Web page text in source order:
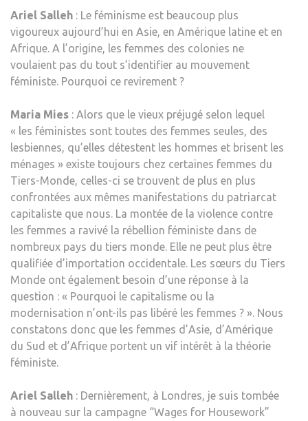
Ariel Salleh : Le féminisme est beaucoup plus
vigoureux aujourd’hui en Asie, en Amérique latine et en
Afrique. A l’origine, les femmes des colonies ne
voulaient pas du tout s’identifier au mouvement
féministe. Pourquoi ce revirement ?
Maria Mies : Alors que le vieux préjugé selon lequel
« les féministes sont toutes des femmes seules, des
lesbiennes, qu’elles détestent les hommes et brisent les
ménages » existe toujours chez certaines femmes du
Tiers-Monde, celles-ci se trouvent de plus en plus
confrontées aux mêmes manifestations du patriarcat
capitaliste que nous. La montée de la violence contre
les femmes a ravivé la rébellion féministe dans de
nombreux pays du tiers monde. Elle ne peut plus être
qualifiée d’importation occidentale. Les sœurs du Tiers
Monde ont également besoin d’une réponse à la
question : « Pourquoi le capitalisme ou la
modernisation n’ont-ils pas libéré les femmes ? ». Nous
constatons donc que les femmes d’Asie, d’Amérique
du Sud et d’Afrique portent un vif intérêt à la théorie
féministe.
Ariel Salleh : Dernièrement, à Londres, je suis tombée
à nouveau sur la campagne “Wages for Housework”